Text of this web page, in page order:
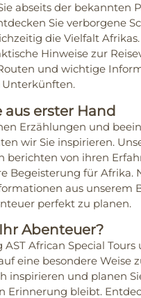
abseits der bekannten
Sie verborgene
die Vielfalt
Hinweise zur
und wichtige
aus erster Hand
Erzählungen und
wir Sie inspirieren.
berichten von ihren
Begeisterung für Afrika.
aus unserem
perfekt zu planen.
Abenteuer?
AST African Special
eine besondere Weise
inspirieren und planen
Erinnerung bleibt.